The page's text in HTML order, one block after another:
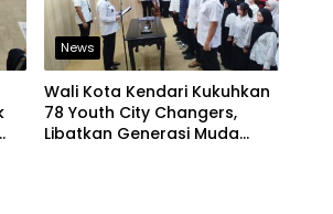
News
Wali Kota Kendari Kukuhkan
78 Youth City Changers,
Libatkan Generasi Muda